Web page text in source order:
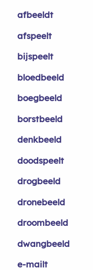
afbeeldt
afspeelt
bijspeelt
bloedbeeld
boegbeeld
borstbeeld
denkbeeld
doodspeelt
drogbeeld
dronebeeld
droombeeld
dwangbeeld
e-mailt